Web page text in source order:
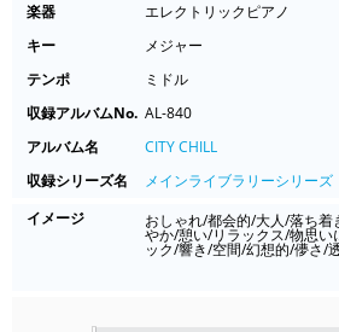
楽器
エレクトリックピアノ
キー
メジャー
テンポ
ミドル
収録アルバムNo. AL-840
アルバム名
CITY CHILL
収録シリーズ名
メインライブラリーシリーズ
イメージ
おしゃれ/都会的/大人/落ち
やか/憩い/リラックス/物思
ック/響き/空間/幻想的/儚さ/